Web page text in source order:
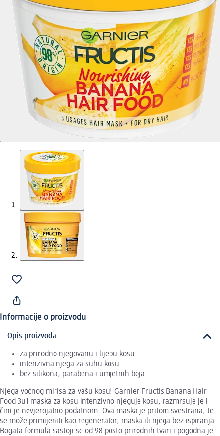
Informacije o proizvodu
Opis proizvoda
za prirodno njegovanu i lijepu kosu
intenzivna njega za suhu kosu
bez silikona, parabena i umjetnih boja
Njega voćnog mirisa za vašu kosu! Garnier Fructis Banana Hair
Food 3u1 maska za kosu intenzivno njeguje kosu, razmrsuje je i
čini je nevjerojatno podatnom. Ova maska je pritom svestrana, te
se može primijeniti kao regenerator, maska ili njega bez ispiranja.
Bogata formula sastoji se od 98 posto prirodnih tvari i pogodna je